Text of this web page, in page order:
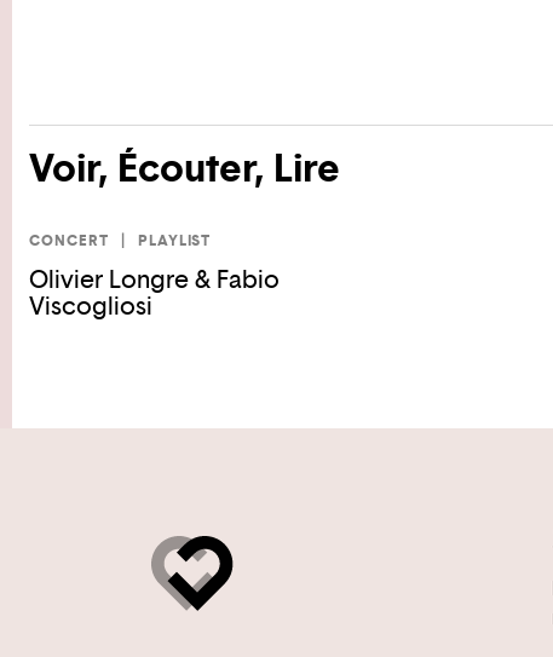
Voir, Écouter, Lire
CONCERT PLAYLIST
Olivier Longre & Fabio
Viscogliosi